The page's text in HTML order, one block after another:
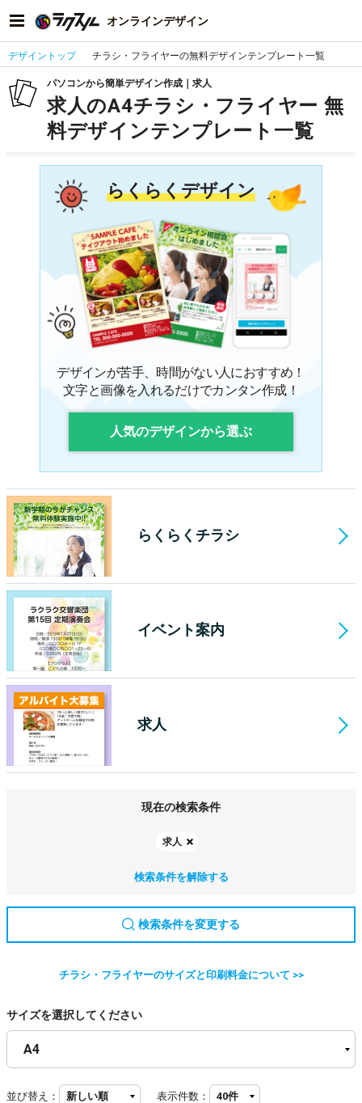
オンラインデザイン
デザイントップ チラシ・フライヤーの無料デザインテンプレート一覧
パソコンから簡単デザイン作成｜求人
求人のA4チラシ・フライヤー 無
料デザインテンプレート一覧
らくらくデザイン
デザインが苦手、時間がない人におすすめ！
文字と画像を入れるだけでカンタン作成！
人気のデザインから選ぶ
らくらくチラシ
イベント案内
求人
現在の検索条件
求人
検索条件を解除する
検索条件を変更する
チラシ・フライヤーのサイズと印刷料金について >>
サイズを選択してください
並び替え： 表示件数：